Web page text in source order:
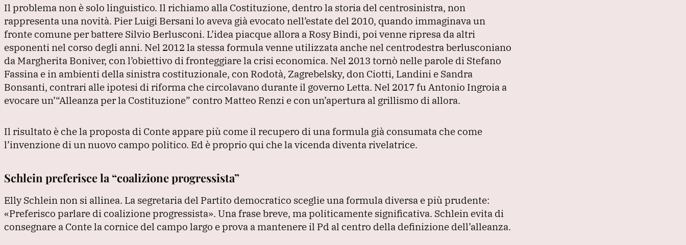
Il problema non è solo linguistico. Il richiamo alla Costituzione, dentro la storia del centrosinistra, non
rappresenta una novità. Pier Luigi Bersani lo aveva già evocato nell’estate del 2010, quando immaginava un
fronte comune per battere Silvio Berlusconi. L’idea piacque allora a Rosy Bindi, poi venne ripresa da altri
esponenti nel corso degli anni. Nel 2012 la stessa formula venne utilizzata anche nel centrodestra berlusconiano
da Margherita Boniver, con l’obiettivo di fronteggiare la crisi economica. Nel 2013 tornò nelle parole di Stefano
Fassina e in ambienti della sinistra costituzionale, con Rodotà, Zagrebelsky, don Ciotti, Landini e Sandra
Bonsanti, contrari alle ipotesi di riforma che circolavano durante il governo Letta. Nel 2017 fu Antonio Ingroia a
evocare un’“Alleanza per la Costituzione” contro Matteo Renzi e con un’apertura al grillismo di allora.
Il risultato è che la proposta di Conte appare più come il recupero di una formula già consumata che come
l’invenzione di un nuovo campo politico. Ed è proprio qui che la vicenda diventa rivelatrice.
Schlein preferisce la “coalizione progressista”
Elly Schlein non si allinea. La segretaria del Partito democratico sceglie una formula diversa e più prudente:
«Preferisco parlare di coalizione progressista». Una frase breve, ma politicamente significativa. Schlein evita di
consegnare a Conte la cornice del campo largo e prova a mantenere il Pd al centro della definizione dell’alleanza.